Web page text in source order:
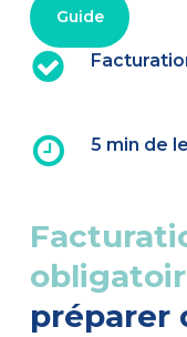
Guide
5 min de
préparer